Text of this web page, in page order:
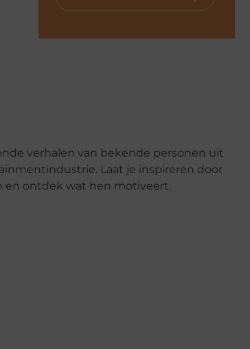
verhalen van bekende personen uit
Laat je inspireren door
en ontdek wat hen motiveert.